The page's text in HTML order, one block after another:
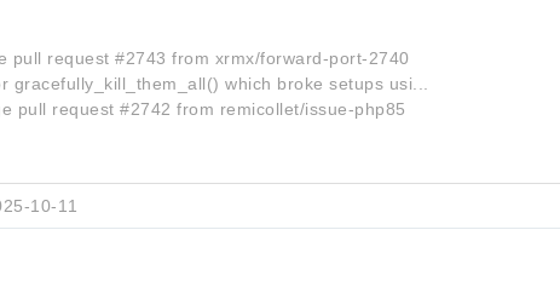
pull request #2743 from xrmx/forward-port-2740
gracefully_kill_them_all() which broke setups usi...
pull request #2742 from remicollet/issue-php85
10-11